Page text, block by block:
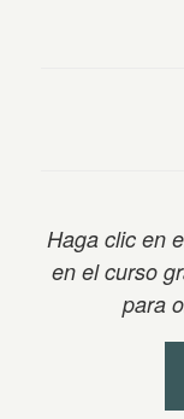
Haga clic en
en el curso
para